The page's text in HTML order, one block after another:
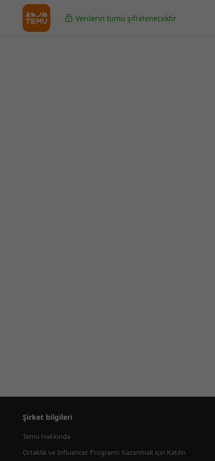
Verilerin tümü şifrelenecektir
Şirket bilgileri
Temu Hakkında
Ortaklık ve Influencer Programı: Kazanmak için Katılın